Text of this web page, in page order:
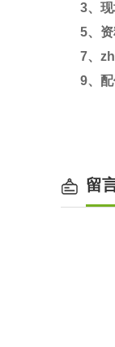
3、
5、
7、
9、
留